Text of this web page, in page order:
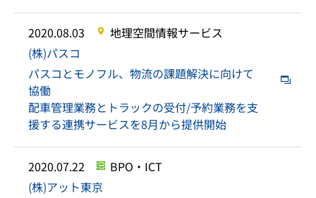
2020.08.03
地理空間情報サービス
(株)パスコ
パスコとモノフル、物流の課題解決に向けて
協働
配車管理業務とトラックの受付/予約業務を支
援する連携サービスを8月から提供開始
2020.07.22
BPO・ICT
(株)アット東京